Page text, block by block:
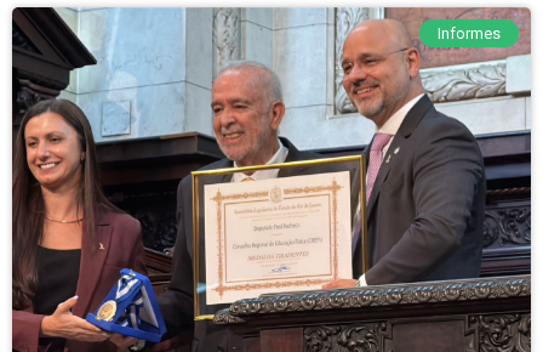
Informes